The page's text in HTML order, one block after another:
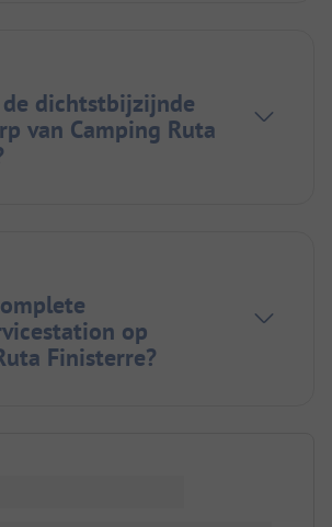
de dichtstbijzijnde
van Camping Ruta
op
Finisterre?